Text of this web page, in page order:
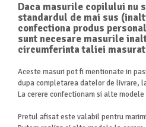
Daca masurile copilului nu
standardul de mai sus
confectiona produs
sunt necesare masurile
circumferinta taliei
Aceste masuri pot fi mentionate in
dupa completarea datelor de livrare,
La cerere confectionam si alte modele
Pretul afisat este valabil pentru